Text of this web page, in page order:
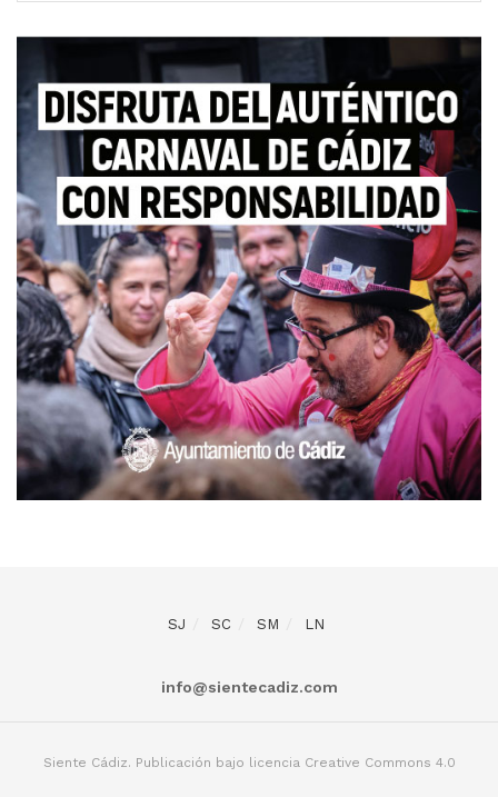
SJ SC SM LN
info@sientecadiz.com
Siente Cádiz. Publicación bajo licencia Creative Commons 4.0